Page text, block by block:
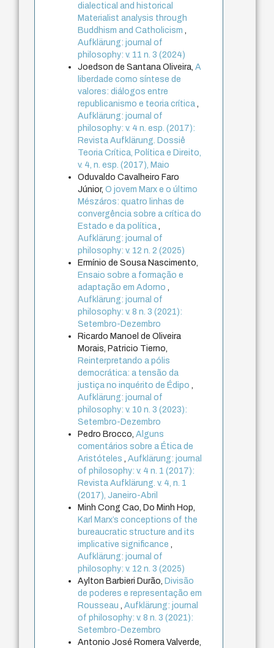
dialectical and historical
Materialist analysis through
Buddhism and Catholicism,
Aufklärung: journal of
philosophy: v. 11 n. 3 (2024)
Joedson de Santana Oliveira,A
liberdade como síntese de
valores: diálogos entre
republicanismo e teoria crítica,
Aufklärung: journal of
philosophy: v. 4 n. esp. (2017):
Revista Aufklärung. Dossiê
Teoria Crítica, Política e Direito,
v. 4, n. esp. (2017), Maio
Oduvaldo Cavalheiro Faro
Júnior,O jovem Marx e o último
Mészáros: quatro linhas de
convergência sobre a crítica do
Estado e da política,
Aufklärung: journal of
philosophy: v. 12 n. 2 (2025)
Ermínio de Sousa Nascimento,
Ensaio sobre a formação e
adaptação em Adorno,
Aufklärung: journal of
philosophy: v. 8 n. 3 (2021):
Setembro-Dezembro
Ricardo Manoel de Oliveira
Morais, Patricio Tierno,
Reinterpretando a pólis
democrática: a tensão da
justiça no inquérito de Édipo,
Aufklärung: journal of
philosophy: v. 10 n. 3 (2023):
Setembro-Dezembro
Pedro Brocco,Alguns
comentários sobre a Ética de
Aristóteles,Aufklärung: journal
of philosophy: v. 4 n. 1 (2017):
Revista Aufklärung. v. 4, n. 1
(2017), Janeiro-Abril
Minh Cong Cao, Do Minh Hop,
Karl Marx’s conceptions of the
bureaucratic structure and its
implicative significance,
Aufklärung: journal of
philosophy: v. 12 n. 3 (2025)
Aylton Barbieri Durão, Divisão
de poderes e representação em
Rousseau,Aufklärung: journal
of philosophy: v. 8 n. 3 (2021):
Setembro-Dezembro
Antonio José Romera Valverde,